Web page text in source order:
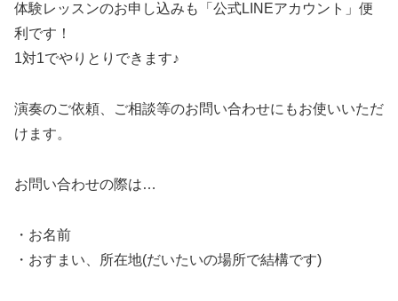
体験レッスンのお申し込みも「公式LINEアカウント」便
利です！
1対1でやりとりできます♪
演奏のご依頼、ご相談等のお問い合わせにもお使いいただ
けます。
お問い合わせの際は…
・お名前
・おすまい、所在地(だいたいの場所で結構です)